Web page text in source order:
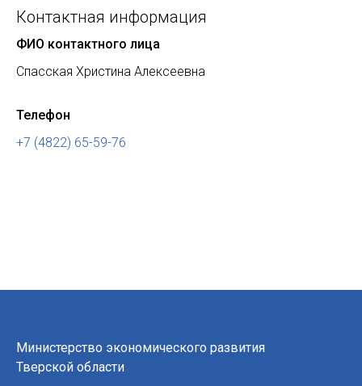
Контактная информация
ФИО контактного лица
Спасская Христина Алексеевна
Телефон
+7 (4822) 65-59-76
Министерство экономического развития
Тверской области